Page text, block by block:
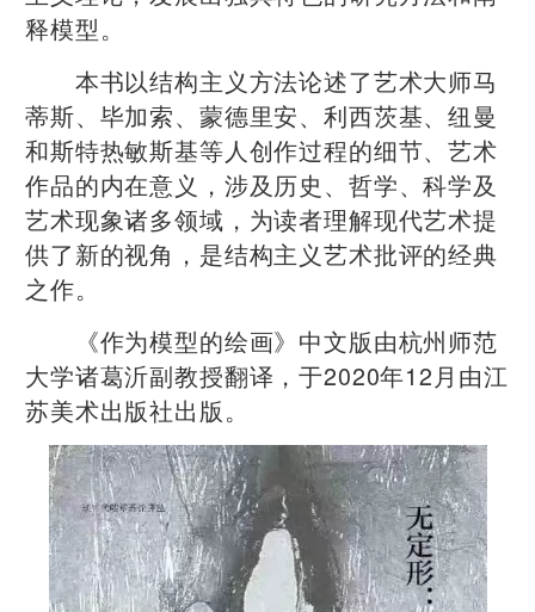
释模型。
本书以结构主义方法论述了艺术大师马
蒂斯、毕加索、蒙德里安、利西茨基、纽曼
和斯特热敏斯基等人创作过程的细节、艺术
作品的内在意义，涉及历史、哲学、科学及
艺术现象诸多领域，为读者理解现代艺术提
供了新的视角，是结构主义艺术批评的经典
之作。
《作为模型的绘画》中文版由杭州师范
大学诸葛沂副教授翻译，于2020年12月由江
苏美术出版社出版。